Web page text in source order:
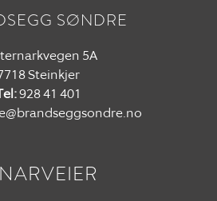
SØNDRE
5A
Steinkjer
928 41 401